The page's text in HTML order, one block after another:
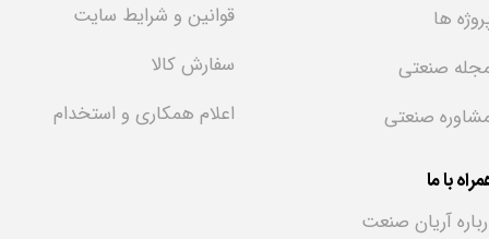
با ما
ها
صنعتی
صنعتی
قوانین و شرایط سایت
سفارش کالا
اعلام همکاری و استخدام
آریان صنعت